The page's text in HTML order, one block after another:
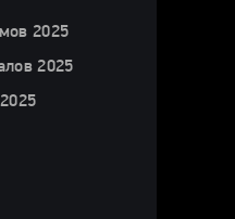
2025
2025